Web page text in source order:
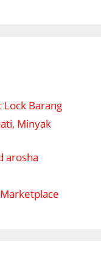
Lock Barang
Minyak
arosha